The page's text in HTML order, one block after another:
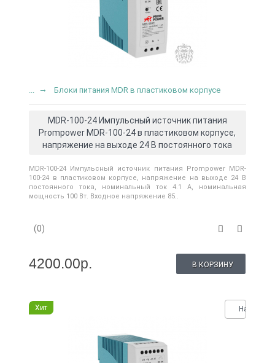
... Блоки питания MDR в пластиковом корпусе
MDR-100-24 Импульсный источник питания
Prompower MDR-100-24 в пластиковом корпусе,
напряжение на выходе 24 В постоянного тока
MDR-100-24 Импульсный источник питания Prompower MDR-
100-24 в пластиковом корпусе, напряжение на выходе 24 В
постоянного тока, номинальный ток 4.1 А, номинальная
мощность 100 Вт. Входное напряжение 85..
(0)
4200.00р. В КОРЗИНУ
Хит Нашли